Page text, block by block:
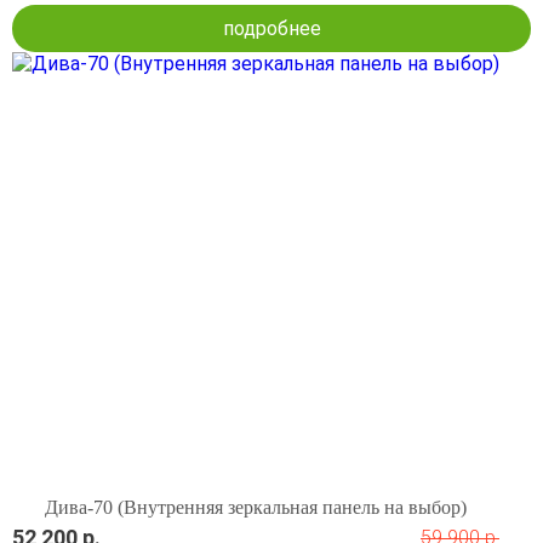
подробнее
Дива-70 (Внутренняя зеркальная панель на выбор)
52 200 р. 59 900 р.